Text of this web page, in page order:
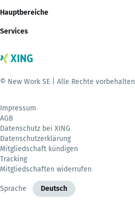
Hauptbereiche
Services
© New Work SE | Alle Rechte vorbehalten
Impressum
AGB
Datenschutz bei XING
Datenschutzerklärung
Mitgliedschaft kündigen
Tracking
Mitgliedschaften widerrufen
Sprache Deutsch